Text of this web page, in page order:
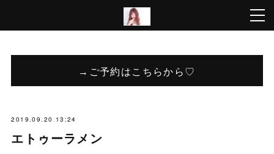
→ご予約はこちらから♡
2019.09.20 13:24
エトゥーラメン